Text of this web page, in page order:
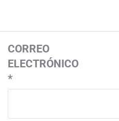
CORREO
ELECTRÓNICO
*